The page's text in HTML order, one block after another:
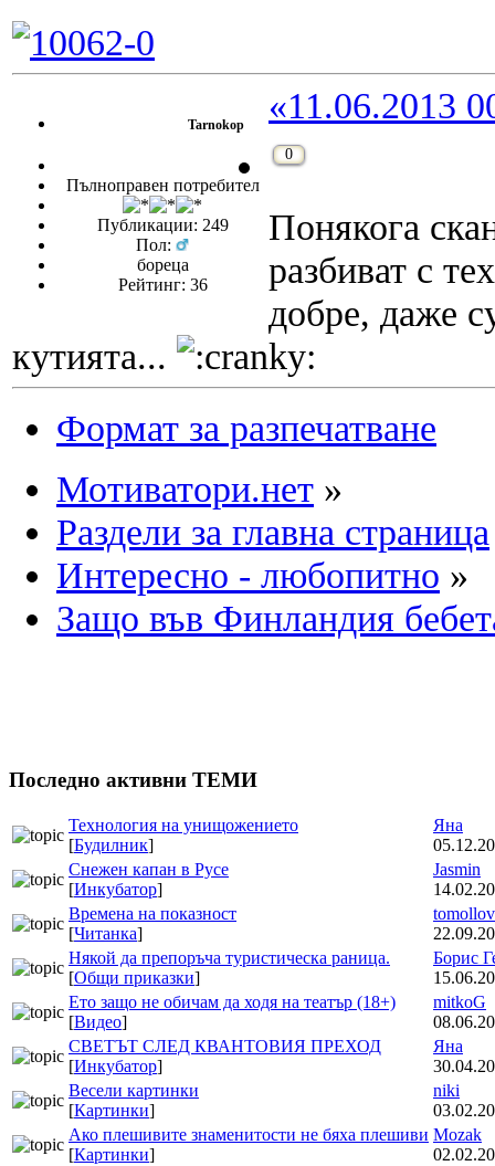
Tarnokop
Пълноправен потребител
Публикации: 249
Пол:
бореца
Рейтинг: 36
«11.06.2013
0
Понякога
разбиват с
добре, даже
кутията...
Формат за разпечатване
Мотиватори.нет »
Раздели за главна страница
Интересно - любопитно »
Защо във Финландия
Последно активни ТЕМИ
Технология на унищожението
[Будилник]
Яна
Снежен капан в Русе
[Инкубатор]
Jasmin
Времена на показност
[Читанка]
tomollov
Някой да препоръча туристическа раница.
[Общи приказки]
Борис
Ето защо не обичам да ходя на театър (18+)
[Видео]
mitkoG
СВЕТЪТ СЛЕД КВАНТОВИЯ ПРЕХОД
[Инкубатор]
Яна
Весели картинки
[Картинки]
niki
Ако плешивите знаменитости не бяха плешиви
[Картинки]
Mozak